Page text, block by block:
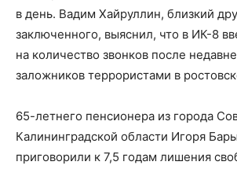
в день. Вадим Хайруллин, близкий
заключенного, выяснил, что в ИК-8
на количество звонков после
заложников террористами в
65-летнего пенсионера из города
Калининградской области Игоря
приговорили к 7,5 годам лишения